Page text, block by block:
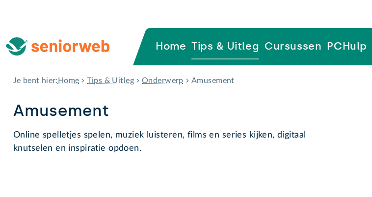
Home Tips & Uitleg Cursussen PCHulp
Je bent hier: Home Tips & Uitleg Onderwerp Amusement
Amusement
Online spelletjes spelen, muziek luisteren, films en series kijken, digitaal
knutselen en inspiratie opdoen.